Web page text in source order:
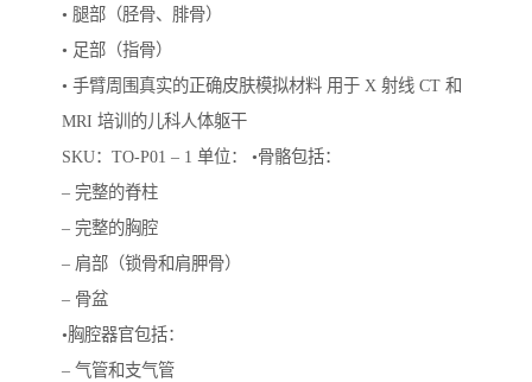
• 腿部（胫骨、腓骨）
• 足部（指骨）
• 手臂周围真实的正确皮肤模拟材料 用于 X 射线 CT 和
MRI 培训的儿科人体躯干
SKU：TO-P01 – 1 单位： •骨骼包括：
– 完整的脊柱
– 完整的胸腔
– 肩部（锁骨和肩胛骨）
– 骨盆
•胸腔器官包括：
– 气管和支气管